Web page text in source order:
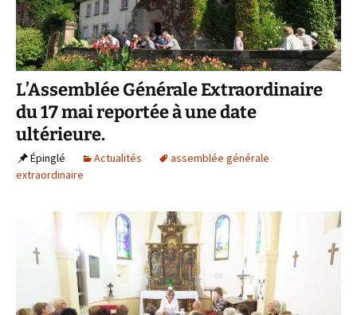
L’Assemblée Générale Extraordinaire
du 17 mai reportée à une date
ultérieure.
Épinglé Actualités
assemblée générale
extraordinaire